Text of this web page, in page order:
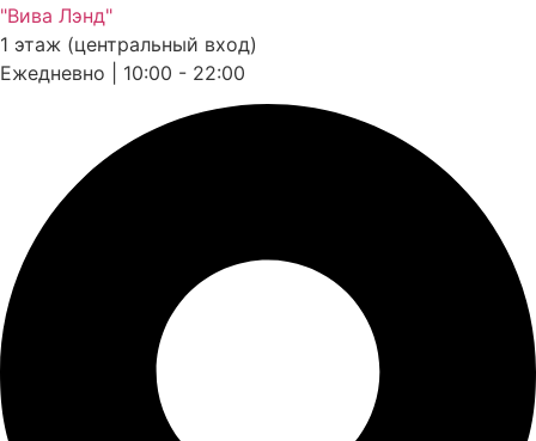
"Вива Лэнд"
1 этаж (центральный вход)
Ежедневно | 10:00 - 22:00